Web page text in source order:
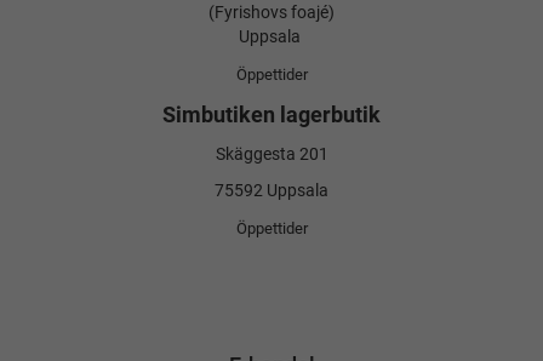
(Fyrishovs foajé)
Uppsala
Öppettider
Simbutiken lagerbutik
Skäggesta 201
75592 Uppsala
Öppettider